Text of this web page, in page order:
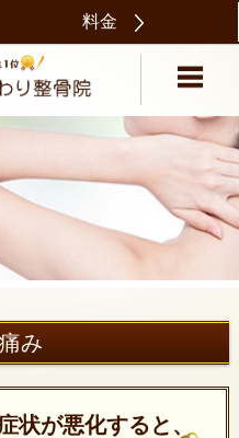
料金
み
状が悪化すると、